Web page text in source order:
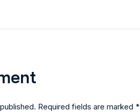
Required fields are marked *